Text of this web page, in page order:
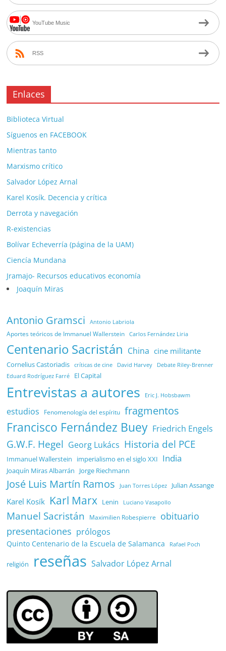
YouTube Music
RSS
Enlaces
Biblioteca Virtual
Síguenos en FACEBOOK
Mientras tanto
Marxismo crítico
Salvador López Arnal
Karel Kosík. Decencia y crítica
Derrota y navegación
R-existencias
Bolívar Echeverría (página de la UAM)
Ciencía Mundana
Jramajo- Recursos educativos economía
Joaquín Miras
Antonio Gramsci Antonio Labriola
Aportes teóricos de Immanuel Wallerstein Carlos Fernández Liria
Centenario Sacristán China cine militante
Cornelius Castoriadis críticas de cine David Harvey Debate Riley-Brenner
Eduard Rodríguez Farré El Capital
Entrevistas a autores Eric J. Hobsbawm
estudios Fenomenología del espíritu fragmentos
Francisco Fernández Buey Friedrich Engels
G.W.F. Hegel Georg Lukács Historia del PCE
Immanuel Wallerstein imperialismo en el siglo XXI India
Joaquín Miras Albarrán Jorge Riechmann
José Luis Martín Ramos Juan Torres López Julian Assange
Karel Kosík Karl Marx Lenin Luciano Vasapollo
Manuel Sacristán Maximilien Robespierre
obituario
presentaciones prólogos
Quinto Centenario de la Escuela de Salamanca Rafael Poch
religión reseñas Salvador López Arnal